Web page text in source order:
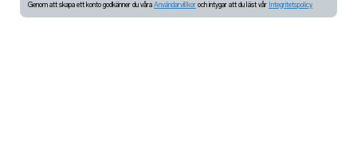
Genom att skapa ett konto godkänner du våra Användarvillkor och intygar att du läst vår Integritetspolicy.